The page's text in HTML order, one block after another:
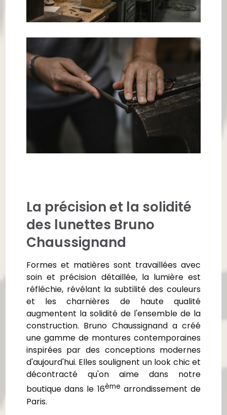
La précision et la solidité
des lunettes Bruno
Chaussignand
Formes et matières sont travaillées avec
soin et précision détaillée, la lumière est
réfléchie, révélant la subtilité des couleurs
et les charnières de haute qualité
augmentent la solidité de l'ensemble de la
construction. Bruno Chaussignand a créé
une gamme de montures contemporaines
inspirées par des conceptions modernes
d'aujourd'hui. Elles soulignent un look chic et
décontracté qu'on aime dans notre
boutique dans le 16ème arrondissement de
Paris.